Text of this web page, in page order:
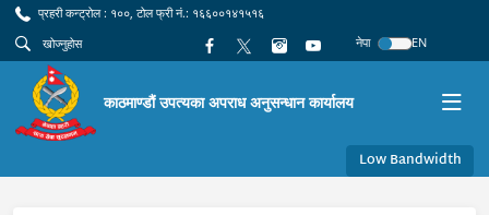
प्रहरी कन्ट्रोल : १००, टोल फ्री नं.: १६६००१४१५१६
नेपा
EN
काठमाण्डौं उपत्यका अपराध अनुसन्धान कार्यालय
Low Bandwidth